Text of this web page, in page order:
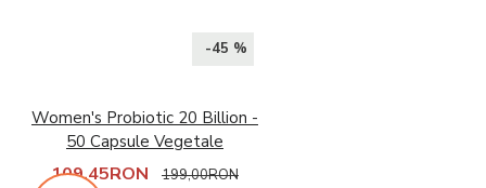
-45 %
Women's Probiotic 20 Billion -
50 Capsule Vegetale
109,45RON 199,00RON